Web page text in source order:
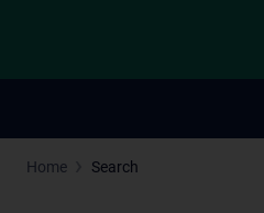
Home Search